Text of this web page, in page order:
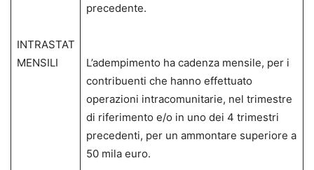
INTRASTAT
MENSILI
precedente.
L’adempimento ha cadenza mensile, per i
contribuenti che hanno effettuato
operazioni intracomunitarie, nel trimestre
di riferimento e/o in uno dei 4 trimestri
precedenti, per un ammontare superiore a
50 mila euro.